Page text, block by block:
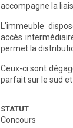
accompagne la
L’immeuble
accès
permet la
Ceux-ci sont
parfait sur le sud
STATUT
Concours